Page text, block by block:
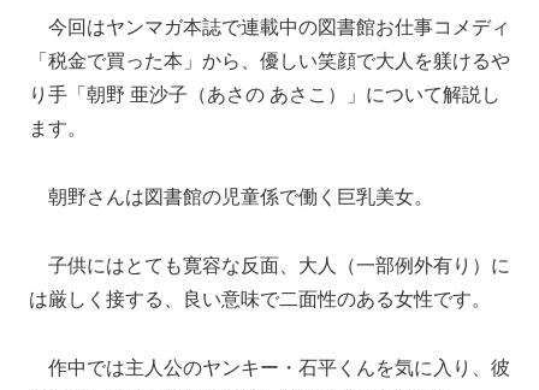
今回はヤンマガ本誌で連載中の図書館お仕事コメディ
「税金で買った本」から、優しい笑顔で大人を躾けるや
り手「朝野 亜沙子（あさの あさこ）」について解説し
ます。
朝野さんは図書館の児童係で働く巨乳美女。
子供にはとても寛容な反面、大人（一部例外有り）に
は厳しく接する、良い意味で二面性のある女性です。
作中では主人公のヤンキー・石平くんを気に入り、彼